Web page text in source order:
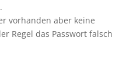
vorhanden aber keine
Regel das Passwort falsch